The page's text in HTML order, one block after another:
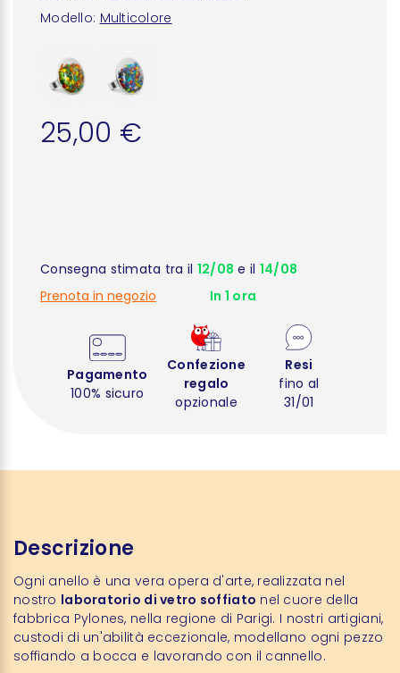
Modello: Multicolore
25,00 €
Consegna stimata tra il 12/08 e il 14/08
Prenota in negozio
In 1 ora
Pagamento
100% sicuro
Confezione
regalo
opzionale
Resi
fino al
31/01
Descrizione
Ogni anello è una vera opera d'arte, realizzata nel
nostro laboratorio di vetro soffiato nel cuore della
fabbrica Pylones, nella regione di Parigi. I nostri artigiani,
custodi di un'abilità eccezionale, modellano ogni pezzo
soffiando a bocca e lavorando con il cannello.